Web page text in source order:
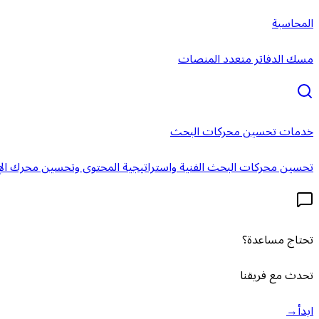
المحاسبة
مسك الدفاتر متعدد المنصات
خدمات تحسين محركات البحث
تحسين محركات البحث الفنية واستراتيجية المحتوى وتحسين محرك
تحتاج مساعدة؟
تحدث مع فريقنا
ابدأ→